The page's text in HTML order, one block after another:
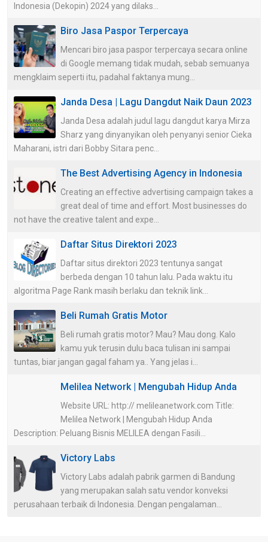
Indonesia (Dekopin) 2024 yang dilaks...
Biro Jasa Paspor Terpercaya
Mencari biro jasa paspor terpercaya secara online
di Google memang tidak mudah, sebab semuanya
mengklaim seperti itu, padahal faktanya mung...
Janda Desa | Lagu Dangdut Naik Daun 2023
Janda Desa adalah judul lagu dangdut karya Mirza
Sharz yang dinyanyikan oleh penyanyi senior Cieka
Maharani, istri dari Bobby Sitara penc...
The Best Advertising Agency in Indonesia
Creating an effective advertising campaign takes a
great deal of time and effort. Most businesses do
not have the creative talent and expe...
Daftar Situs Direktori 2023
Daftar situs direktori 2023 tentunya sangat
berbeda dengan 10 tahun lalu. Pada waktu itu
algoritma Page Rank masih berlaku dan teknik link...
Beli Rumah Gratis Motor
Beli rumah gratis motor? Mau? Mau dong. Kalo
kamu yuk terusin dulu baca tulisan ini sampai
tuntas, biar jangan gagal faham ya.. Yang jelas i...
Melilea Network | Mengubah Hidup Anda
Website URL: http:// melileanetwork.com Title:
Melilea Network | Mengubah Hidup Anda
Description: Peluang Bisnis MELILEA dengan Fasili...
Victory Labs
Victory Labs adalah pabrik garmen di Bandung
yang merupakan salah satu vendor konveksi
perusahaan terbaik di Indonesia. Dengan pengalaman...